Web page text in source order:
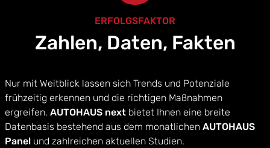
ERFOLGSFAKTOR
Zahlen, Daten, Fakten
Nur mit Weitblick lassen sich Trends und Potenziale
frühzeitig erkennen und die richtigen Maßnahmen
ergreifen. AUTOHAUS next bietet Ihnen eine breite
Datenbasis bestehend aus dem monatlichen AUTOHAUS
Panel und zahlreichen aktuellen Studien.